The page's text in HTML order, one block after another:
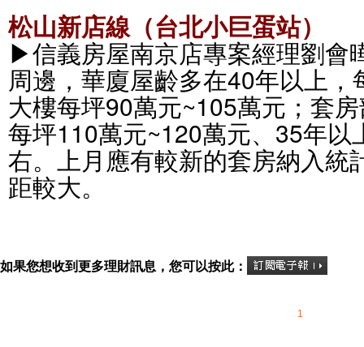
松山新店線（台北小巨蛋站）
▶信義房屋南京店專案經理劉會
周邊，華廈屋齡多在40年以上
大樓每坪90萬元~105萬元；套
每坪110萬元~120萬元、35年以
右。上月應有較新的套房納入統
距較大。
如果您想收到更多理財訊息，您可以按此：
1